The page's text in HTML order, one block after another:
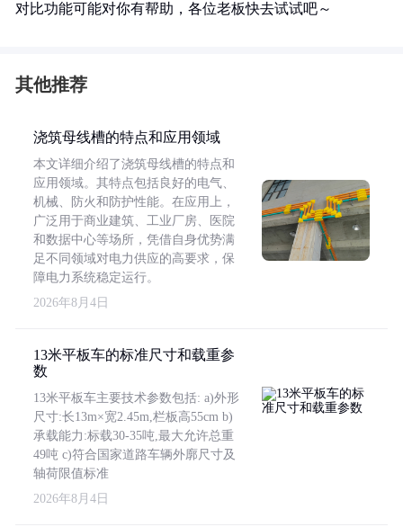
对比功能可能对你有帮助，各位老板快去试试吧～
其他推荐
浇筑母线槽的特点和应用领域
本文详细介绍了浇筑母线槽的特点和
应用领域。其特点包括良好的电气、
机械、防火和防护性能。在应用上，
广泛用于商业建筑、工业厂房、医院
和数据中心等场所，凭借自身优势满
足不同领域对电力供应的高要求，保
障电力系统稳定运行。
2026年8月4日
13米平板车的标准尺寸和载重参
数
13米平板车主要技术参数包括: a)外形
尺寸:长13m×宽2.45m,栏板高55cm b)
承载能力:标载30-35吨,最大允许总重
49吨 c)符合国家道路车辆外廓尺寸及
轴荷限值标准
2026年8月4日